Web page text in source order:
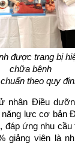
được trang bị
chữa bệnh
theo quy
nhân Điều
lực cơ bản
đáp ứng nhu
giảng viên là